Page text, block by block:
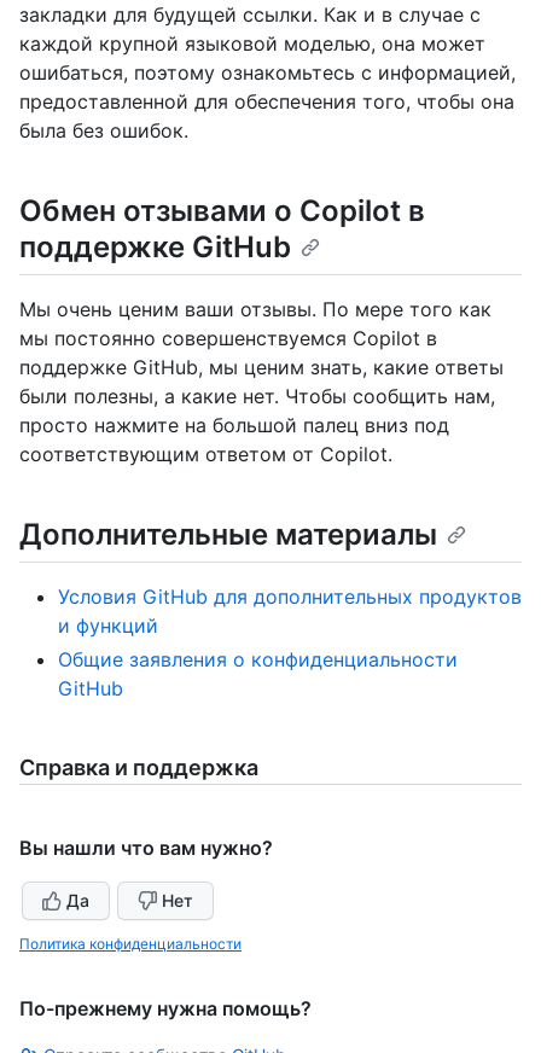
закладки для будущей ссылки. Как и в случае с
каждой крупной языковой моделью, она может
ошибаться, поэтому ознакомьтесь с информацией,
предоставленной для обеспечения того, чтобы она
была без ошибок.
Обмен отзывами о Copilot в
поддержке GitHub
Мы очень ценим ваши отзывы. По мере того как
мы постоянно совершенствуемся Copilot в
поддержке GitHub, мы ценим знать, какие ответы
были полезны, а какие нет. Чтобы сообщить нам,
просто нажмите на большой палец вниз под
соответствующим ответом от Copilot.
Дополнительные материалы
Условия GitHub для дополнительных продуктов
и функций
Общие заявления о конфиденциальности
GitHub
Справка и поддержка
Вы нашли что вам нужно?
Да Нет
Политика конфиденциальности
По-прежнему нужна помощь?